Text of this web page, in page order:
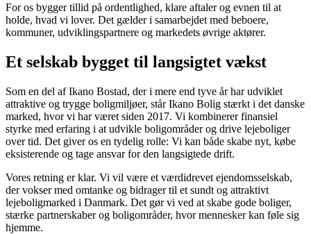
For os bygger tillid på ordentlighed, klare aftaler og evnen til at
holde, hvad vi lover. Det gælder i samarbejdet med beboere,
kommuner, udviklingspartnere og markedets øvrige aktører.
Et selskab bygget til langsigtet vækst
Som en del af Ikano Bostad, der i mere end tyve år har udviklet
attraktive og trygge boligmiljøer, står Ikano Bolig stærkt i det danske
marked, hvor vi har været siden 2017. Vi kombinerer finansiel
styrke med erfaring i at udvikle boligområder og drive lejeboliger
over tid. Det giver os en tydelig rolle: Vi kan både skabe nyt, købe
eksisterende og tage ansvar for den langsigtede drift.
Vores retning er klar. Vi vil være et værdidrevet ejendomsselskab,
der vokser med omtanke og bidrager til et sundt og attraktivt
lejeboligmarked i Danmark. Det gør vi ved at skabe gode boliger,
stærke partnerskaber og boligområder, hvor mennesker kan føle sig
hjemme.